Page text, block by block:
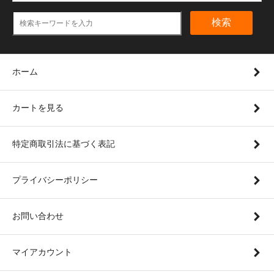
検索
ホーム
カートを見る
特定商取引法に基づく表記
プライバシーポリシー
お問い合わせ
マイアカウント